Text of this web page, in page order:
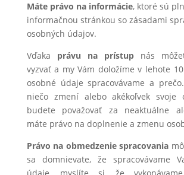
Máte právo na informácie, ktoré sú
informačnou stránkou so zásadami
osobných údajov.
Vďaka
právu na prístup
nás
vyzvať a my Vám doložíme v lehote
osobné údaje spracovávame a
niečo zmení alebo akékoľvek svoje
budete považovať za neaktuálne
máte právo na doplnenie a zmenu
Právo na obmedzenie spracovania
sa domnievate, že spracovávame